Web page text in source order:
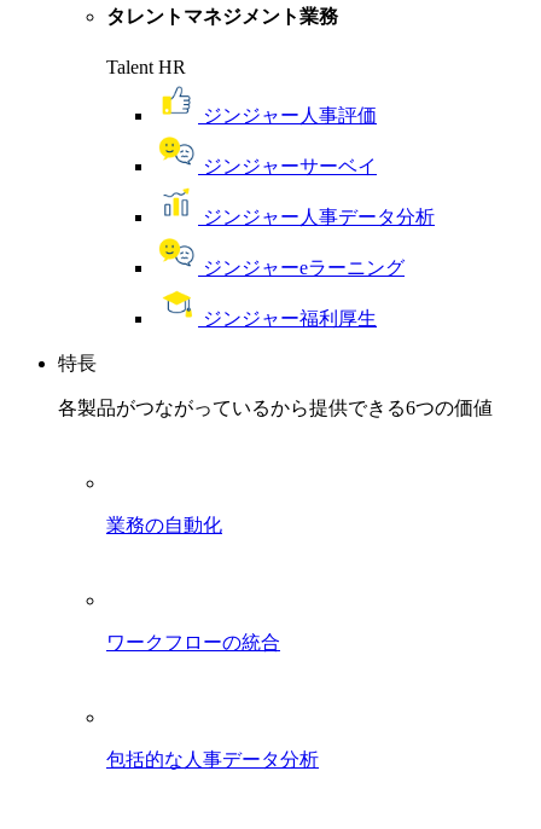
タレントマネジメント業務
Talent HR
ジンジャー人事評価
ジンジャーサーベイ
ジンジャー人事データ分析
ジンジャーeラーニング
ジンジャー福利厚生
特長
各製品がつながっているから提供できる6つの価値
業務の自動化
ワークフローの統合
包括的な人事データ分析